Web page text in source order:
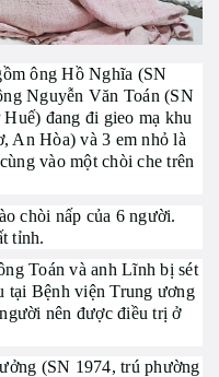
ông Hồ Nghĩa (SN
Nguyễn Văn Toán (SN
đang đi gieo mạ khu
An Hòa) và 3 em nhỏ là
vào một chòi che trên
chòi nấp của 6 người.
tỉnh.
Toán và anh Lĩnh bị sét
tại Bệnh viện Trung ương
nên được điều trị ở
(SN 1974, trú phường